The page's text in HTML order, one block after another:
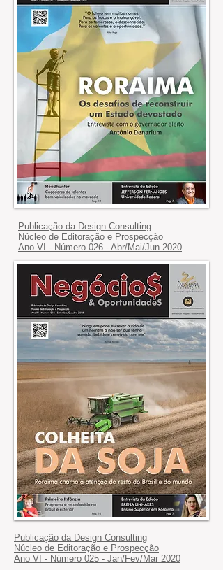
Publicação da Design Consulting
Núcleo de Editoração e Prospecção
Ano VI - Número 026 - Abr/Mai/Jun 2020
Publicação da Design Consulting
Núcleo de Editoração e Prospecção
Ano VI - Número 025 - Jan/Fev/Mar 2020